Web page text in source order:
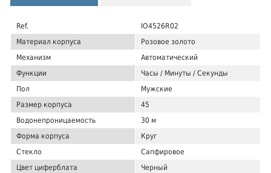
Ref.
IO4526R02
Материал корпуса
Розовое золото
Механизм
Автоматический
Функции
Часы / Минуты / Секунды
Пол
Мужские
Размер корпуса
45
Водонепроницаемость
30 м
Форма корпуса
Круг
Стекло
Сапфировое
Цвет циферблата
Черный